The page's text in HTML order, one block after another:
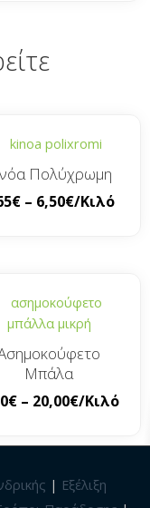
Πολύχρωμη
€ – 6,50€/Κιλό
Μπάλα
€ – 20,00€/Κιλό
| Εξέλιξη